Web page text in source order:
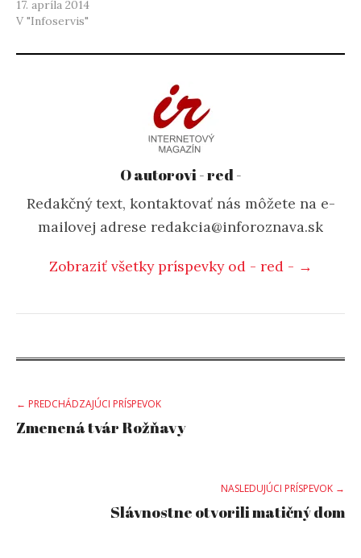
17. apríla 2014
V "Infoservis"
O autorovi - red -
Redakčný text, kontaktovať nás môžete na e-
mailovej adrese redakcia@inforoznava.sk
Zobraziť všetky príspevky od - red - →
Post
← PREDCHÁDZAJÚCI PRÍSPEVOK
Zmenená tvár Rožňavy
NASLEDUJÚCI PRÍSPEVOK →
Slávnostne otvorili matičný dom